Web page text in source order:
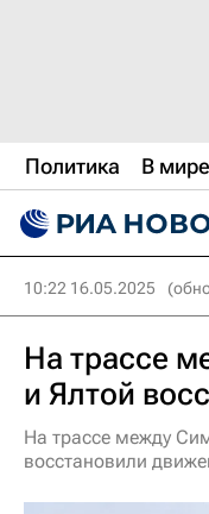
Политика В мире
10:22 16.05.2025
На трассе
и Ялтой
На трассе между
восстановили